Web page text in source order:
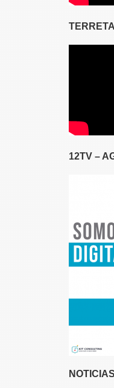
12TV –